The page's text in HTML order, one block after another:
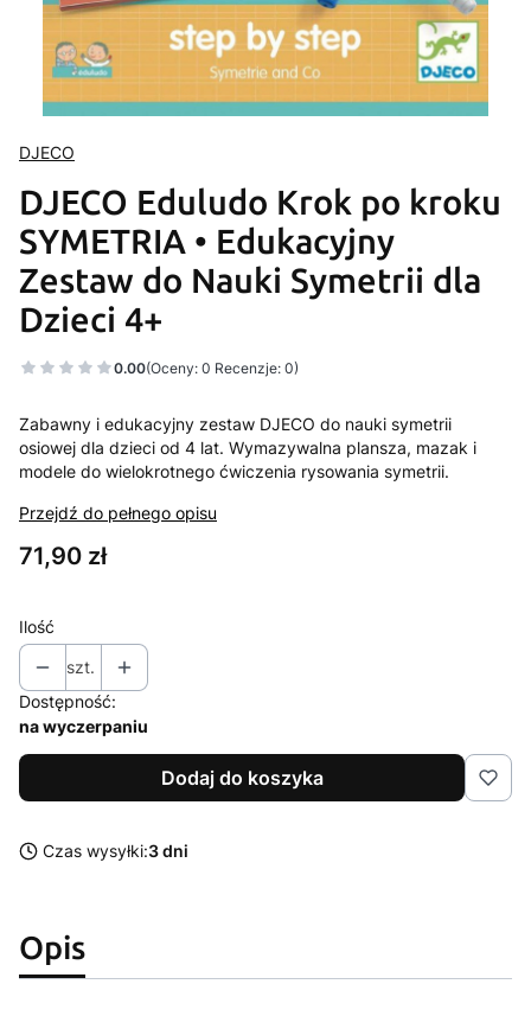
DJECO
DJECO Eduludo Krok po kroku
SYMETRIA • Edukacyjny
Zestaw do Nauki Symetrii dla
Dzieci 4+
0.00(Oceny: 0 Recenzje: 0)
Zabawny i edukacyjny zestaw DJECO do nauki symetrii
osiowej dla dzieci od 4 lat. Wymazywalna plansza, mazak i
modele do wielokrotnego ćwiczenia rysowania symetrii.
Przejdź do pełnego opisu
Cena
71,90 zł
Ilość
szt.
Dostępność:
na wyczerpaniu
Dodaj do koszyka
Czas wysyłki:3 dni
Opis